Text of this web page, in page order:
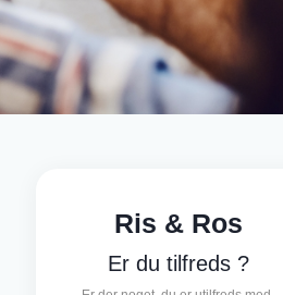
Ris & Ros
Er du tilfreds ?